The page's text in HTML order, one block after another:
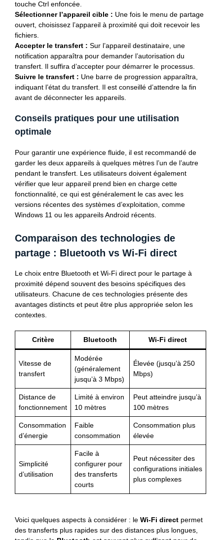
touche Ctrl enfoncée.
Sélectionner l’appareil cible : Une fois le menu de partage
ouvert, choisissez l’appareil à proximité qui doit recevoir les
fichiers.
Accepter le transfert : Sur l’appareil destinataire, une
notification apparaîtra pour demander l’autorisation du
transfert. Il suffira d’accepter pour démarrer le processus.
Suivre le transfert : Une barre de progression apparaîtra,
indiquant l’état du transfert. Il est conseillé d’attendre la fin
avant de déconnecter les appareils.
Conseils pratiques pour une utilisation
optimale
Pour garantir une expérience fluide, il est recommandé de
garder les deux appareils à quelques mètres l’un de l’autre
pendant le transfert. Les utilisateurs doivent également
vérifier que leur appareil prend bien en charge cette
fonctionnalité, ce qui est généralement le cas avec les
versions récentes des systèmes d’exploitation, comme
Windows 11 ou les appareils Android récents.
Comparaison des technologies de
partage : Bluetooth vs Wi-Fi direct
Le choix entre Bluetooth et Wi-Fi direct pour le partage à
proximité dépend souvent des besoins spécifiques des
utilisateurs. Chacune de ces technologies présente des
avantages distincts et peut être plus appropriée selon les
contextes.
Critère Bluetooth Wi-Fi direct
Vitesse de
transfert
Modérée
(généralement
jusqu’à 3 Mbps)
Élevée (jusqu’à 250
Mbps)
Distance de
fonctionnement
Limité à environ
10 mètres
Peut atteindre jusqu’à
100 mètres
Consommation
d’énergie
Faible
consommation
Consommation plus
élevée
Simplicité
d’utilisation
Facile à
configurer pour
des transferts
courts
Peut nécessiter des
configurations initiales
plus complexes
Voici quelques aspects à considérer : le Wi-Fi direct permet
des transferts plus rapides sur des distances plus longues,